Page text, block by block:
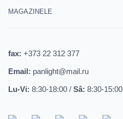
MAGAZINELE
fax: +373 22 312 377
Email: panlight@mail.ru
Lu-Vi: 8:30-18:00 / Sâ: 8:30-15:00